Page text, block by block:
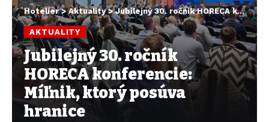
Hotelier>Aktuality>Jubilejný 30. ročník HORECA konferencie: Míľnik, ktorý posúva hranice
AKTUALITY
Jubilejný 30. ročník
HORECA konferencie:
Míľnik, ktorý posúva
hranice